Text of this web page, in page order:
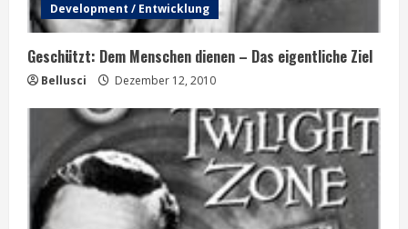
Development / Entwicklung
Geschützt: Dem Menschen dienen – Das eigentliche Ziel
Bellusci Dezember 12, 2010